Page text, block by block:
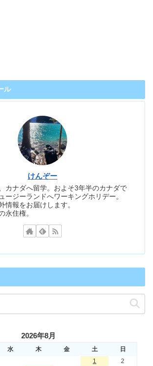
ル
けんぞー
カナダへ留学。およそ3年半のカナダで
ージーランドへワーキングホリデー。
情報をお届けします。
永住権。
2026年8月
水 木 金 土
日
1
2